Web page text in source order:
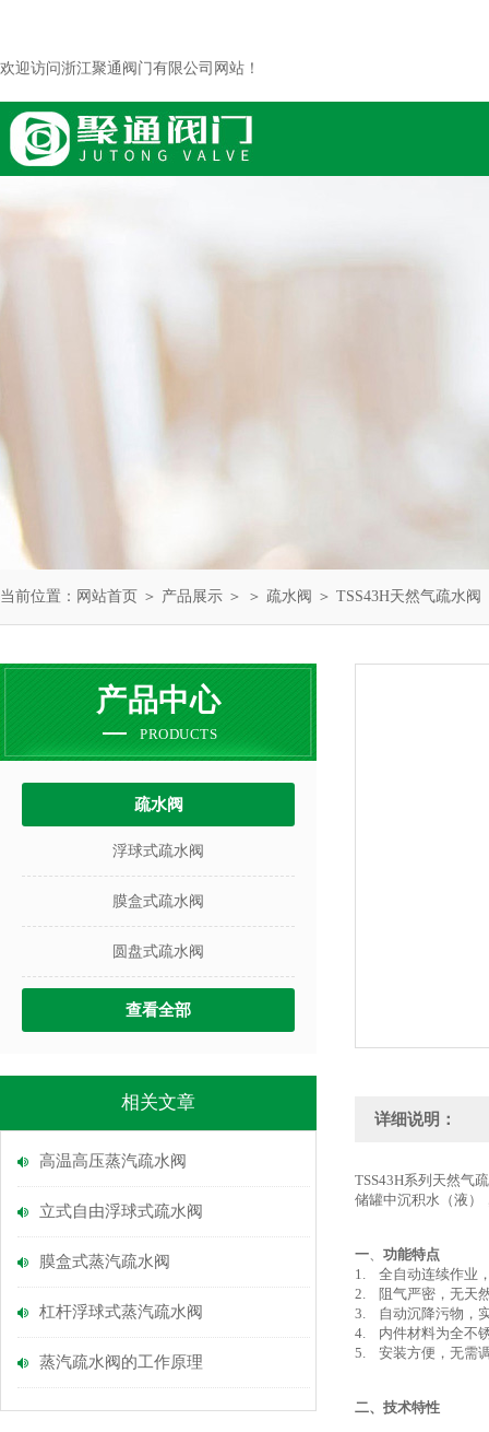
欢迎访问浙江聚通阀门有限公司网站！
当前位置： 网站首页 ＞ 产品展示 ＞ ＞ 疏水阀 ＞ TSS43H天然气疏水阀
产品中心
PRODUCTS
疏水阀
浮球式疏水阀
膜盒式疏水阀
圆盘式疏水阀
查看全部
相关文章
高温高压蒸汽疏水阀
立式自由浮球式疏水阀
膜盒式蒸汽疏水阀
杠杆浮球式蒸汽疏水阀
蒸汽疏水阀的工作原理
详细说明：
TSS43H系列天然气
储罐中沉积水（液）
一、 功能特点
1. 全自动连续作业
2. 阻气严密，无天
3. 自动沉降污物，
4. 内件材料为全不
5. 安装方便，无需
二、技术特性